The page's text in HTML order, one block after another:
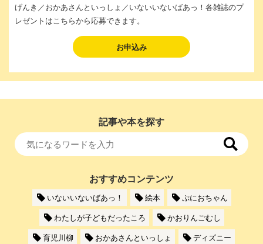
げんき／おかあさんといっしょ／いないいないばあっ！各雑誌のプ
レゼントはこちらから応募できます。
お申込み
記事や本を探す
おすすめコンテンツ
いないいないばあっ！ 絵本
ぷにおちゃん
わたしが子どもだったころ
かおりんごむし
育児川柳
おかあさんといっしょ
ディズニー